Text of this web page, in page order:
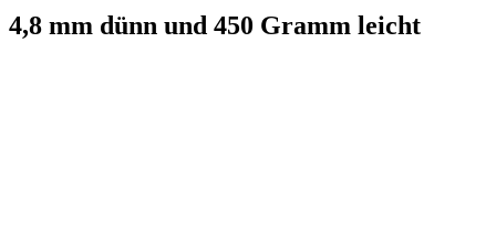
4,8 mm dünn und 450 Gramm leicht